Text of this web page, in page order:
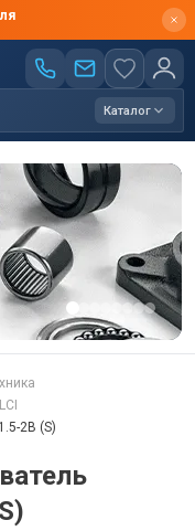
Каталог
LCI
2B (S)